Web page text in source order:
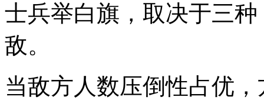
士兵举白旗，取决于三
敌。
当敌方人数压倒性占优